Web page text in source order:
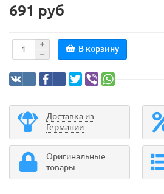
691 руб
В корзину
Доставка из
Германии
Оригинальные
товары